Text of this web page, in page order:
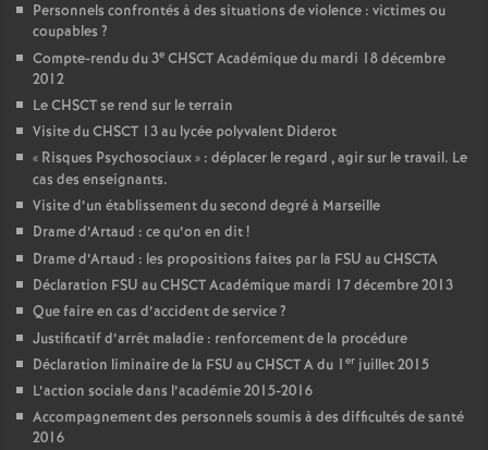
Personnels confrontés à des situations de violence : victimes ou
coupables ?
Compte-rendu du 3e CHSCT Académique du mardi 18 décembre
2012
Le CHSCT se rend sur le terrain
Visite du CHSCT 13 au lycée polyvalent Diderot
« Risques Psychosociaux» : déplacer le regard , agir sur le travail. Le
cas des enseignants.
Visite d’un établissement du second degré à Marseille
Drame d’Artaud : ce qu’on en dit!
Drame d’Artaud : les propositions faites par la FSU au CHSCTA
Déclaration FSU au CHSCT Académique mardi 17 décembre 2013
Que faire en cas d’accident de service?
Justificatif d’arrêt maladie : renforcement de la procédure
Déclaration liminaire de la FSU au CHSCT A du 1 er juillet 2015
L’action sociale dans l’académie 2015-2016
Accompagnement des personnels soumis à des difficultés de santé
2016